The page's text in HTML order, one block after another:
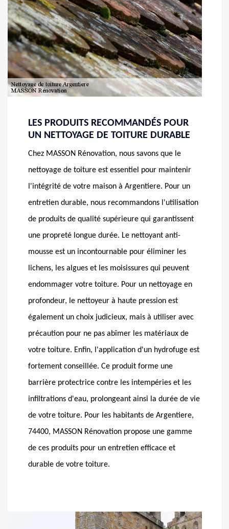
LES PRODUITS RECOMMANDÉS POUR
UN NETTOYAGE DE TOITURE DURABLE
Chez MASSON Rénovation, nous savons que le
nettoyage de toiture est essentiel pour maintenir
l'intégrité de votre maison à Argentiere. Pour un
entretien durable, nous recommandons l'utilisation
de produits de qualité supérieure qui garantissent
une propreté longue durée. Le nettoyant anti-
mousse est un incontournable pour éliminer les
lichens, les algues et les moisissures qui peuvent
endommager votre toiture. Pour un nettoyage en
profondeur, le nettoyeur à haute pression est
également un choix judicieux, mais à utiliser avec
précaution pour ne pas abîmer les matériaux de
votre toiture. Enfin, l'application d'un hydrofuge est
fortement conseillée. Ce produit forme une
barrière protectrice contre les intempéries et les
infiltrations d'eau, prolongeant ainsi la durée de vie
de votre toiture. Pour les habitants de Argentiere,
74400, MASSON Rénovation propose une gamme
de ces produits pour un entretien efficace et
durable de votre toiture.